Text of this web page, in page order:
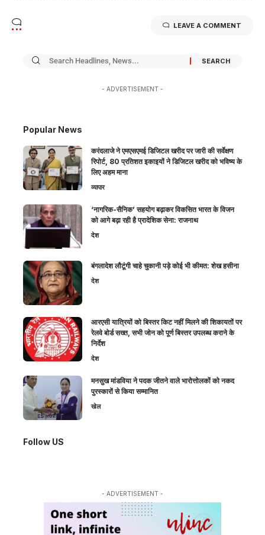
LEAVE A COMMENT
- ADVERTISEMENT -
Popular News
करंदलाजे ने एमएसएमई डिजिटल खरीद पर जारी की सर्वेक्षण
रिपोर्ट, 80 प्रतिशत इकाइयों ने डिजिटल खरीद को भविष्य के
लिए अहम माना
व्यापार
‘नागरिक-सैनिक’ सहयोग बढ़ाकर विकसित भारत के विजन
को आगे बढ़ा रही है प्रादेशिक सेना: राजनाथ
देश
बंगलादेश लौटूंगी चाहे चुकानी पड़े कोई भी कीमत: शेख हसीना
देश
आरएसी यात्रियों को बिस्तर किट नहीं मिलने की शिकायतों पर
रेलवे बोर्ड सख्त, सभी जोन को पूर्ण बिस्तर उपलब्ध कराने के
निर्देश
देश
मनसुख मांडविया ने पदक जीतने वाले भारोत्तोलकों को नकद
पुरस्कारों से किया सम्मानित
खेल
Follow US
- ADVERTISEMENT -